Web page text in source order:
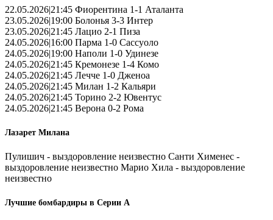
22.05.2026|21:45 Фиорентина 1-1 Аталанта
23.05.2026|19:00 Болонья 3-3 Интер
23.05.2026|21:45 Лацио 2-1 Пиза
24.05.2026|16:00 Парма 1-0 Сассуоло
24.05.2026|19:00 Наполи 1-0 Удинезе
24.05.2026|21:45 Кремонезе 1-4 Комо
24.05.2026|21:45 Лечче 1-0 Дженоа
24.05.2026|21:45 Милан 1-2 Кальяри
24.05.2026|21:45 Торино 2-2 Ювентус
24.05.2026|21:45 Верона 0-2 Рома
Лазарет Милана
Пулишич - выздоровление неизвестно Санти Хименес -
выздоровление неизвестно Марио Хила - выздоровление
неизвестно
Лучшие бомбардиры в Серии А